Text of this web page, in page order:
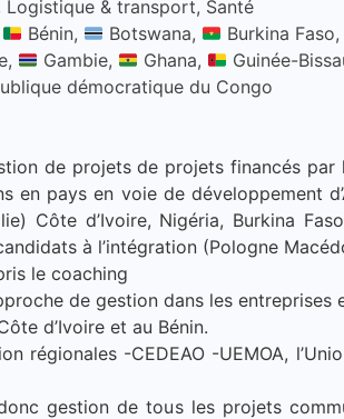
Logistique & transport, Santé
Bénin, Botswana, Burkina Faso,
Gambie, Ghana, Guinée-
démocratique du Congo
de projets de projets financés par
en pays en voie de développement
Côte d’Ivoire, Nigéria, Burkina
à l’intégration (Pologne
le coaching
de gestion dans les entreprises
d’Ivoire et au Bénin.
régionales -CEDEAO -UEMOA,
gestion de tous les projets